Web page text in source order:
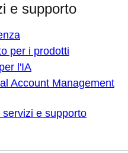
e supporto
per i prodotti
l'IA
Account Management
servizi e supporto